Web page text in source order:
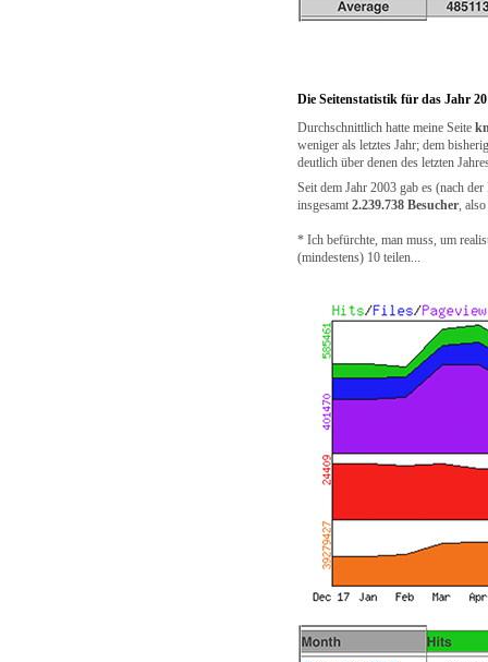
Die Seitenstatistik für das Jahr
Durchschnittlich hatte meine Seite
weniger als letztes Jahr; dem
deutlich über denen des letzten
Seit dem Jahr 2003 gab es (nach
insgesamt 2.239.738 Besucher,
* Ich befürchte, man muss, um
(mindestens) 10 teilen...